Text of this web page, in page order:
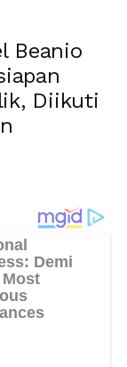
Beanio
Diikuti